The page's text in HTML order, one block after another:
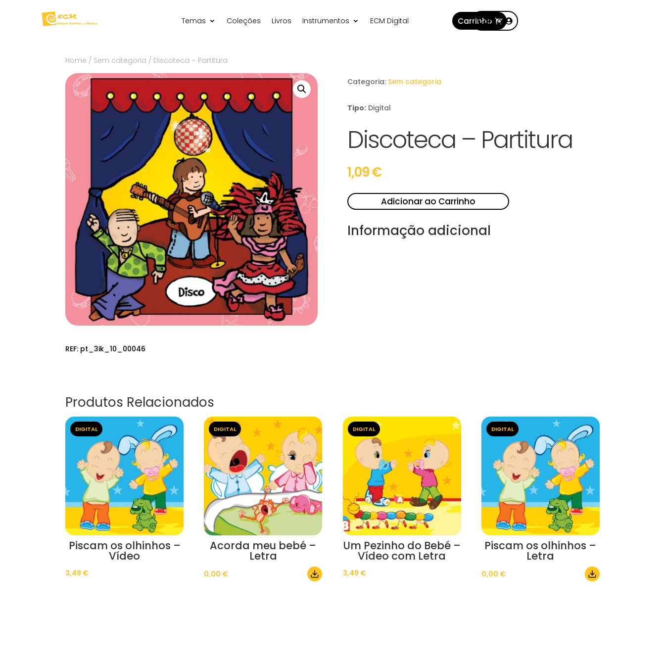
Temas Coleções Livros Instrumentos ECM Digital Carrinho
Conta
Home / Sem categoria / Discoteca – Partitura
REF: pt_3ik_10_00046
Categoria: Sem categoria
Tipo: Digital
Discoteca – Partitura
1,09€
Adicionar ao Carrinho
Informação adicional
Produtos Relacionados
DIGITAL
Piscam os olhinhos –
Vídeo
3,49 €
DIGITAL
Acorda meu bebé –
Letra
0,00 €
DIGITAL
Um Pezinho do Bebé –
Vídeo com Letra
3,49 €
DIGITAL
Piscam os olhinhos –
Letra
0,00 €